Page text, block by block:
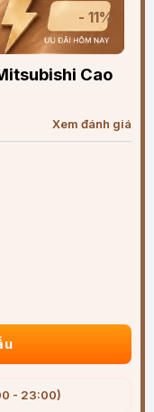
- 11%
Cao
Xem đánh giá
Cao Cấp số lượng
- 23:00)